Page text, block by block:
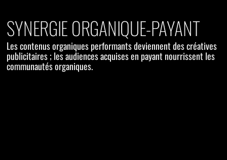
SYNERGIE ORGANIQUE-PAYANT
Les contenus organiques performants deviennent des créatives
publicitaires ; les audiences acquises en payant nourrissent les
communautés organiques.